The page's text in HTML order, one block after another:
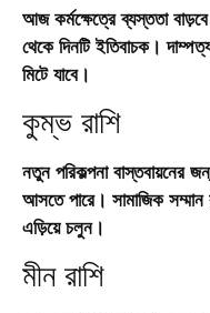
আজ কর্মক্ষেত্রে ব্যস্ততা
থেকে দিনটি ইতিবাচক।
মিটে যাবে।
কুম্ভ রাশি
নতুন পরিকল্পনা বাস্তবায়নের
আসতে পারে। সামাজিক সম্মান
এড়িয়ে চলুন।
মীন রাশি